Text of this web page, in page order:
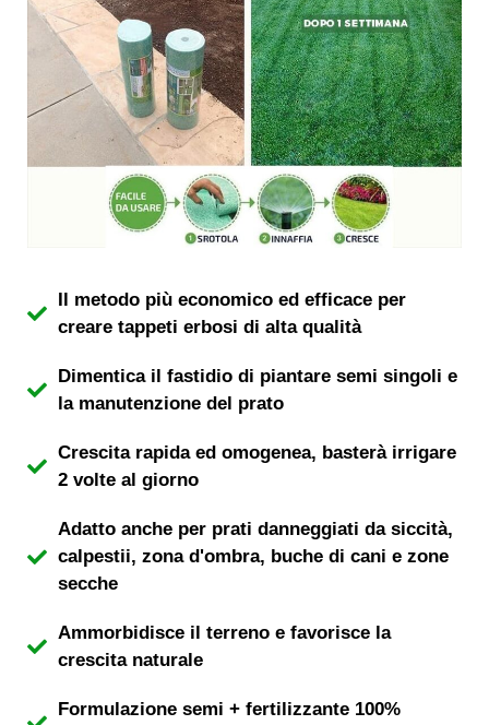
Il metodo più economico ed efficace per
creare tappeti erbosi di alta qualità
Dimentica il fastidio di piantare semi singoli e
la manutenzione del prato
Crescita rapida ed omogenea, basterà irrigare
2 volte al giorno
Adatto anche per prati danneggiati da siccità,
calpestii, zona d'ombra, buche di cani e zone
secche
Ammorbidisce il terreno e favorisce la
crescita naturale
Formulazione semi + fertilizzante 100%